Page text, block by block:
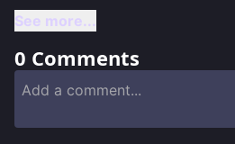
See more...
0 Comments